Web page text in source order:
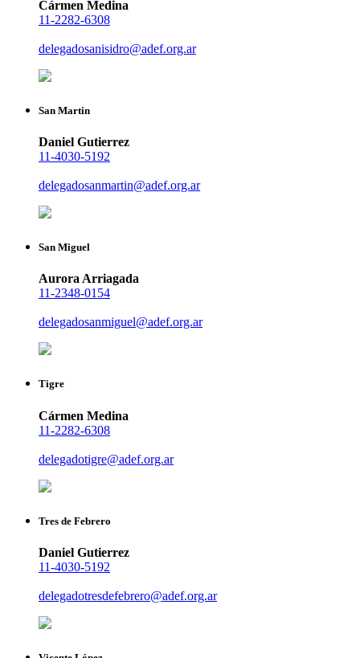
Cármen Medina
11-2282-6308
delegadosanisidro@adef.org.ar
San Martin
Daniel Gutierrez
11-4030-5192
delegadosanmartin@adef.org.ar
San Miguel
Aurora Arriagada
11-2348-0154
delegadosanmiguel@adef.org.ar
Tigre
Cármen Medina
11-2282-6308
delegadotigre@adef.org.ar
Tres de Febrero
Daniel Gutierrez
11-4030-5192
delegadotresdefebrero@adef.org.ar